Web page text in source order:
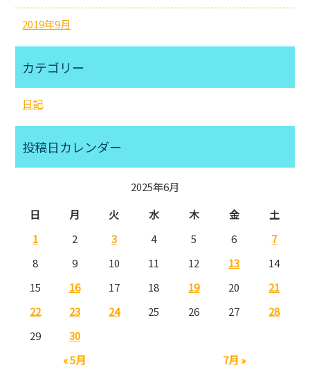
2019年9月
カテゴリー
日記
投稿日カレンダー
2025年6月
日
月 火 水 木 金 土
« 5月 7月 »
1 2 3 4 5 6
7
8
9 10 11 12 13
14
15
16 17 18 19 20
21
22
23 24 25 26 27
28
29
30